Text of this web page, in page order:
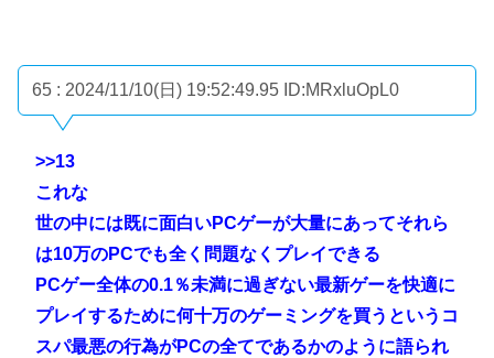
65 : 2024/11/10(日) 19:52:49.95 ID:MRxluOpL0
>>13
これな
世の中には既に面白いPCゲーが大量にあってそれら
は10万のPCでも全く問題なくプレイできる
PCゲー全体の0.1％未満に過ぎない最新ゲーを快適に
プレイするために何十万のゲーミングを買うというコ
スパ最悪の行為がPCの全てであるかのように語られ